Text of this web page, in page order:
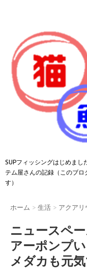
SUPフィッシングはじめま
テム屋さんの記録（このブロ
す）
ホーム > 生活 > アクアリ
ニュースペ
アーポンプ
メダカも元